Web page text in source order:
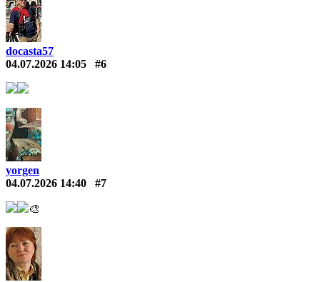
docasta57
04.07.2026 14:05
#6
yorgen
04.07.2026 14:40
#7
🎨